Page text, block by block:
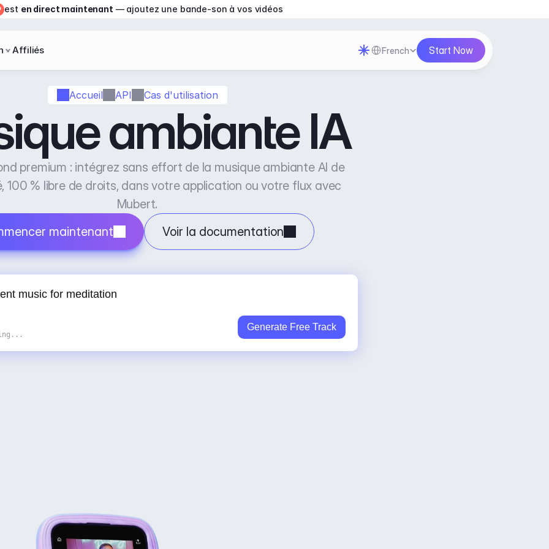
Accueil API Cas d'utilisation
ambiante IA
premium : intégrez sans effort de la musique ambiante AI de
100 % libre de droits, dans votre application ou votre flux avec
Mubert.
maintenant
Voir la documentation
Generate Free Track
est en direct maintenant — ajoutez une bande-son à vos vidéos
Affiliés Select Language
French Start Now